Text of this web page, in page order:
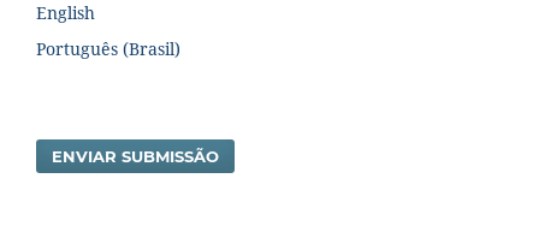
English
Português (Brasil)
ENVIAR SUBMISSÃO